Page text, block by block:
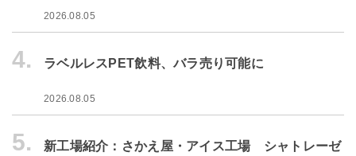
2026.08.05
4. ラベルレスPET飲料、バラ売り可能に
2026.08.05
5.
新工場紹介：さかえ屋・アイス工場 シャトレーゼ